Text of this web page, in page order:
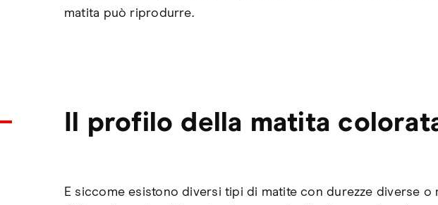
matita può riprodurre.
Il profilo della matita
E siccome esistono diversi tipi di matite con durezze diverse o